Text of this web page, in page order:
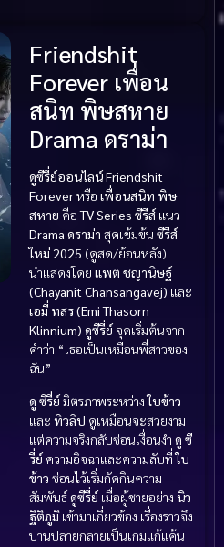
Friendshit
Forever เพื่อน
สนิท พิษสหาย
Drama ดราม่า
ดูซีรี่ย์ออนไลน์ Friendshit
Foreverหรือ เพื่อนสนิท พิษ
สหาย คือTV Series ซีรีส์แนว
Drama ดราม่า สุดเข้มข้น ซีรีส์
ใหม่ 2025 (ดูสด/ย้อนหลัง)
นำแสดงโดย แพต ชญานิษฐ์
(Chayanit Chansangavej) และ
เอมี่ ทสร (Emi Thasorn
Klinnium) ดูซีรี่ย์จุดเริ่มต้นจาก
คำว่า “เธอเป็นเหมือนพี่สาวของ
ฉัน”
ดู ซีรี่ย์มิตรภาพระหว่างใบข้าว
และ ทิวลิป ดูเหมือนจะสวยงาม
แต่ความจริงกลับซ่อนเงื่อนงำ ดู ซี
รี่ย์ความอิจฉาและความลับที่ใบ
ข้าว ซ่อนไว้เริ่มกัดกินความ
สัมพันธ์ดูซีรี่ย์เมื่อผู้ชายอย่าง นิว
ฐิติภูมิเข้ามาเกี่ยวข้อง เรื่องราวจึง
บานปลายกลายเป็นเกมแก้แค้น